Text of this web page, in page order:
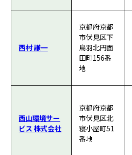
西村 謙一
京都府京都
市伏見区下
鳥羽北円面
田町156番
地
西山環境サー
ビス 株式会社
京都府京都
市伏見区北
寝小屋町51
番地